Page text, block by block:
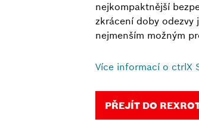
nejkompaktnější
zkrácení doby odezvy
nejmenším možným
Více informací o ctrlX
PŘEJÍT DO